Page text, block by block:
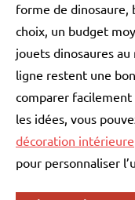
forme de dinosaure,
choix, un budget
jouets dinosaures
ligne restent une
comparer
les idées, vous
décoration intérieure
pour personnaliser